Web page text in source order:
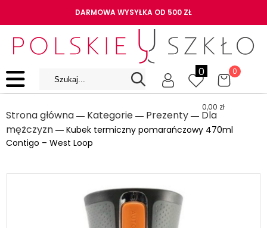
DARMOWA WYSYŁKA OD 500 ZŁ
0 0
0,00 zł
Strona główna ― Kategorie ― Prezenty ― Dla
mężczyzn ― Kubek termiczny pomarańczowy 470ml
Contigo – West Loop